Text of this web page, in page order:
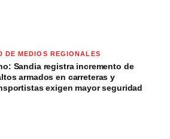
DE MEDIOS REGIONALES
Sandia registra incremento de
armados en carreteras y
exigen mayor seguridad